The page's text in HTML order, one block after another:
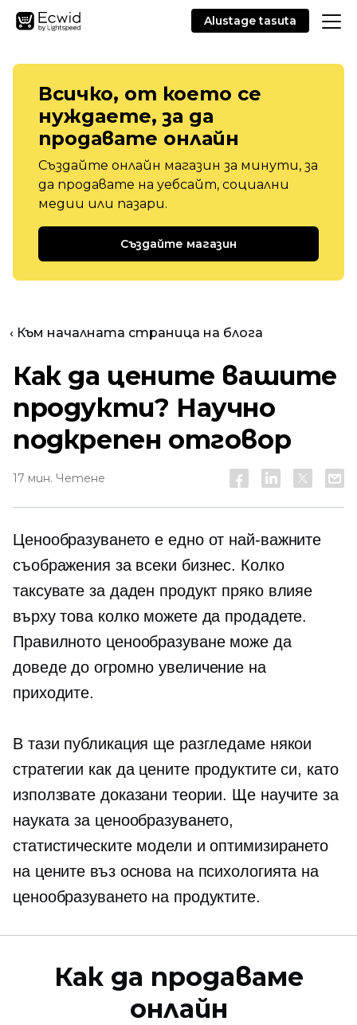
Alustage tasuta
Всичко, от което се
нуждаете, за да
продавате онлайн
Създайте онлайн магазин за минути, за
да продавате на уебсайт, социални
медии или пазари.
Създайте магазин
‹ Към началната страница на блога
Как да цените вашите
продукти? Научно
подкрепен отговор
17 мин. Четене
Ценообразуването е едно от най-важните
съображения за всеки бизнес. Колко
таксувате за даден продукт пряко влияе
върху това колко можете да продадете.
Правилното ценообразуване може да
доведе до огромно увеличение на
приходите.
В тази публикация ще разгледаме някои
стратегии как да цените продуктите си, като
използвате доказани теории. Ще научите за
науката за ценообразуването,
статистическите модели и оптимизирането
на цените въз основа на психологията на
ценообразуването на продуктите.
Как да продаваме
онлайн